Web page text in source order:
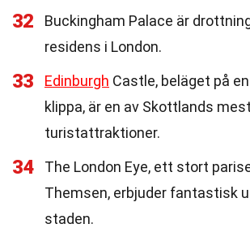
32
Buckingham Palace är
residens i London.
33 Edinburgh Castle, beläget på
klippa, är en av Skottlands
turistattraktioner.
34
The London Eye, ett stort
Themsen, erbjuder fantastisk
staden.